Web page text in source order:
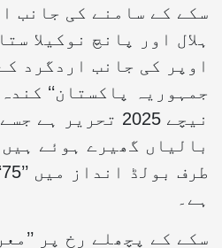
سکے کے سامنے کی جانب
ہلال اور پانچ نوکیلا
اوپر کی جانب اردگرد کے
جمہوریہ پاکستان‘‘
نیچے 2025 تحریر
بالیاں گھیرے ہوئے
ہے۔
سکے کے پچھلے رخ پر